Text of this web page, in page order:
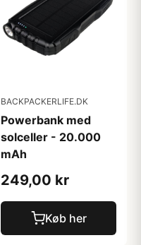
BACKPACKERLIFE.DK
Powerbank med
solceller - 20.000
mAh
249,00 kr
Køb her